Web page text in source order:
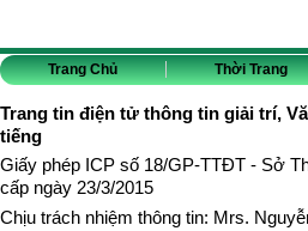
Trang Chủ Thời Trang
Trang tin điện tử thông tin giải trí,
tiếng
Giấy phép ICP số 18/GP-TTĐT - Sở
cấp ngày 23/3/2015
Chịu trách nhiệm thông tin: Mrs.